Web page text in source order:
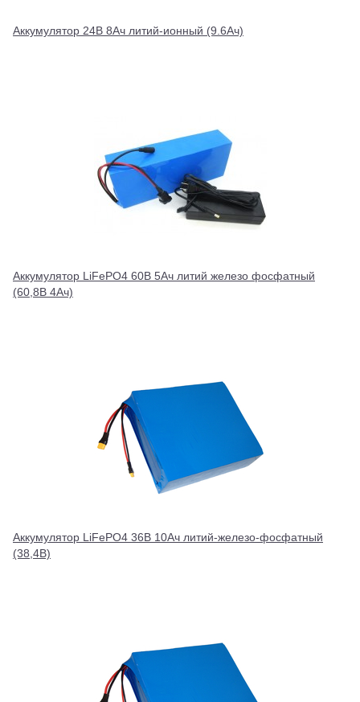
Аккумулятор 24В 8Ач литий-ионный (9.6Ач)
Аккумулятор LiFePO4 60В 5Ач литий железо фосфатный
(60,8В 4Ач)
Аккумулятор LiFePO4 36В 10Ач литий-железо-фосфатный
(38,4В)